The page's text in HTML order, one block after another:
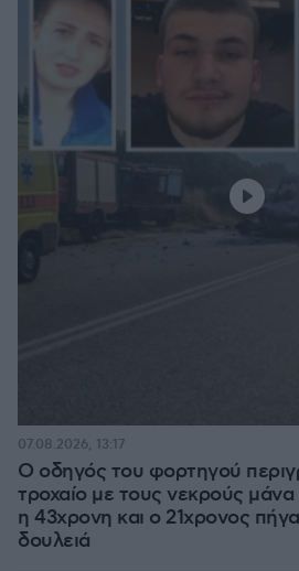
Ο οδηγός του φορτηγού
τροχαίο με τους νεκρούς μάνα
η 43χρονη και ο 21χρονος
δουλειά
07.08.2026, 13:17